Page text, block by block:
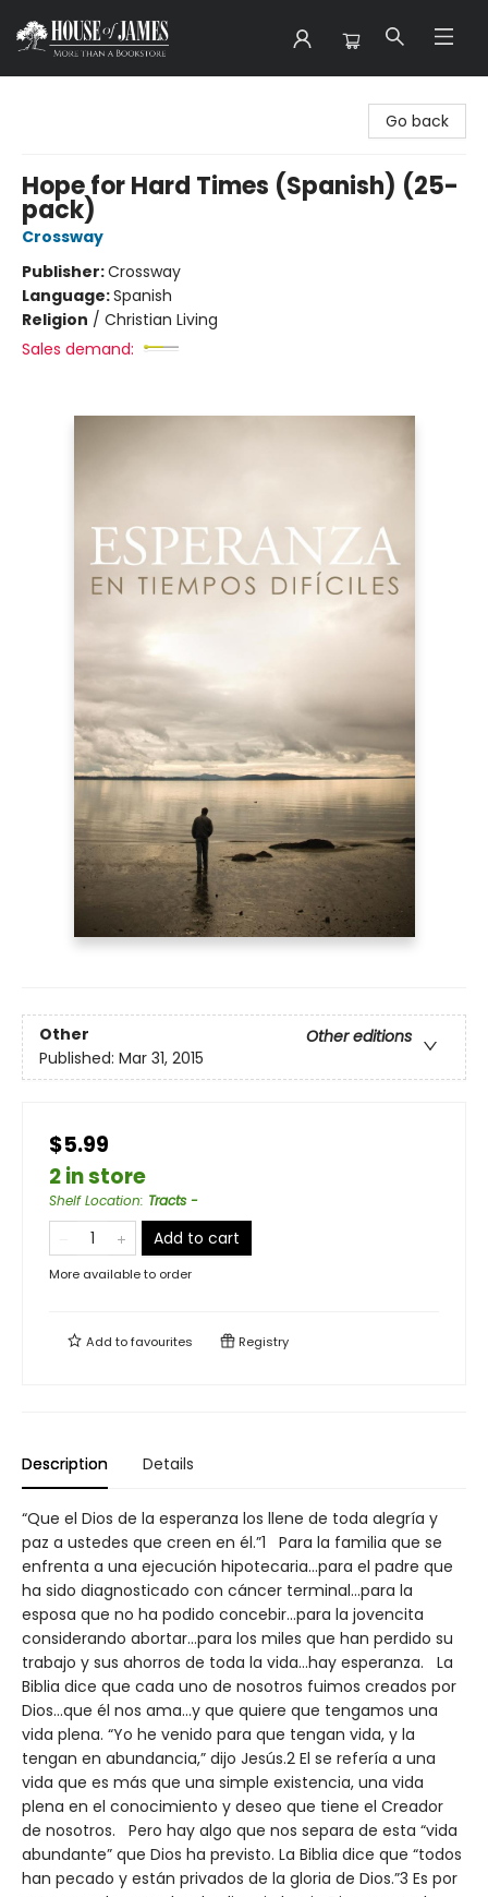
Go back
Hope for Hard Times (Spanish) (25-
pack)
Crossway
Publisher:Crossway
Language:Spanish
Religion / Christian Living
Sales demand:
Other
Other editions
Published: Mar 31, 2015
$5.99
2 in store
Shelf Location: Tracts -
Add to cart
More available to order
Add tofavourites Registry
Description Details
“Que el Dios de la esperanza los llene de toda alegría y
paz a ustedes que creen en él.”1 Para la familia que se
enfrenta a una ejecución hipotecaria...para el padre que
ha sido diagnosticado con cáncer terminal…para la
esposa que no ha podido concebir…para la jovencita
considerando abortar…para los miles que han perdido su
trabajo y sus ahorros de toda la vida…hay esperanza. La
Biblia dice que cada uno de nosotros fuimos creados por
Dios…que él nos ama…y que quiere que tengamos una
vida plena. “Yo he venido para que tengan vida, y la
tengan en abundancia,” dijo Jesús.2 El se refería a una
vida que es más que una simple existencia, una vida
plena en el conocimiento y deseo que tiene el Creador
de nosotros. Pero hay algo que nos separa de esta “vida
abundante” que Dios ha previsto. La Biblia dice que “todos
han pecado y están privados de la gloria de Dios.”3 Es por